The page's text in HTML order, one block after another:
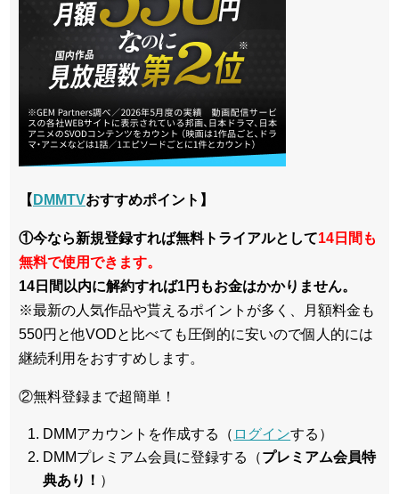
【 DMMTVおすすめポイント】
①今なら新規登録すれば無料トライアルとして14日間も
無料で使用できます。
14日間以内に解約すれば1円もお金はかかりません。
※最新の人気作品や貰えるポイントが多く、月額料金も
550円と他VODと比べても圧倒的に安いので個人的には
継続利用をおすすめします。
②無料登録まで超簡単！
DMMアカウントを作成する（ ログインする）
DMMプレミアム会員に登録する（プレミアム会員特
典あり！ ）